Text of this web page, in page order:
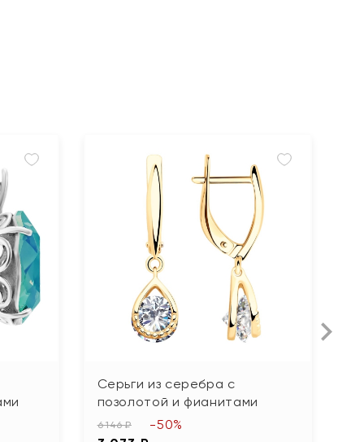
Серьги из серебра с
позолотой и фианитами
6 146 ₽ -50%